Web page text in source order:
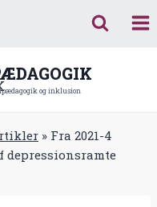
og inklusion
» Fra 2021-4
depressionsramte